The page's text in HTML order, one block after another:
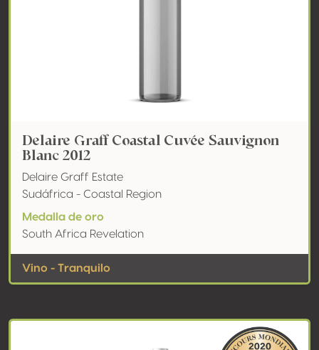
Delaire Graff Coastal Cuvée Sauvignon
Blanc 2012
Delaire Graff Estate
Sudáfrica - Coastal Region
Medalla de oro
South Africa Revelation
Vino - Tranquilo